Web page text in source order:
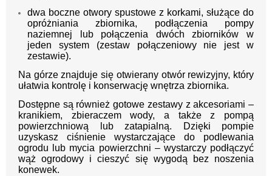
dwa boczne otwory spustowe z korkami, służące do
opróżniania zbiornika, podłączenia pompy
naziemnej lub połączenia dwóch zbiorników w
jeden system (zestaw połączeniowy nie jest w
zestawie).
Na górze znajduje się otwierany otwór rewizyjny, który
ułatwia kontrolę i konserwację wnętrza zbiornika.
Dostępne są również gotowe zestawy z akcesoriami –
kranikiem, zbieraczem wody, a także z pompą
powierzchniową lub zatapialną. Dzięki pompie
uzyskasz ciśnienie wystarczające do podlewania
ogrodu lub mycia powierzchni – wystarczy podłączyć
wąż ogrodowy i cieszyć się wygodą bez noszenia
konewek.